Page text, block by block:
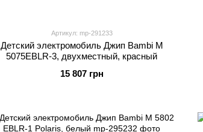
Артикул: mp-291233
Детский электромобиль Джип Bambi M
5075EBLR-3, двухместный, красный
15 807 грн